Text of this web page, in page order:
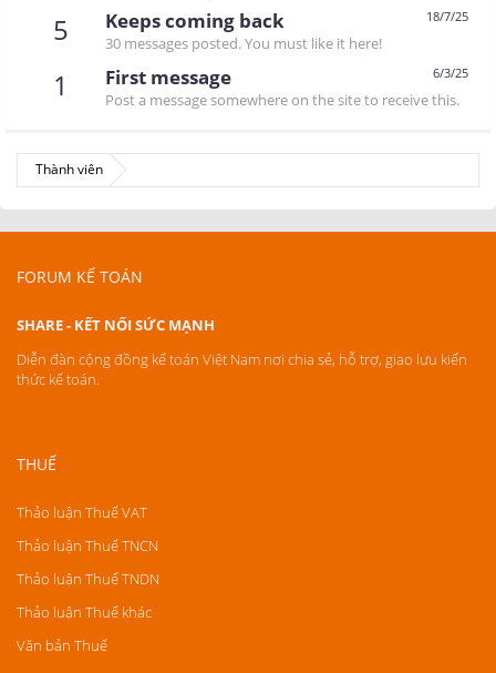
5 18/7/25
Keeps coming back
30 messages posted. You must like it here!
1 6/3/25
First message
Post a message somewhere on the site to receive this.
Thành viên
FORUM KẾ TOÁN
SHARE - KẾT NỐI SỨC MẠNH
Diễn đàn cộng đồng kế toán Việt Nam nơi chia sẻ, hỗ trợ, giao lưu kiến
thức kế toán.
THUẾ
Thảo luận Thuế VAT
Thảo luận Thuế TNCN
Thảo luận Thuế TNDN
Thảo luận Thuế khác
Văn bản Thuế